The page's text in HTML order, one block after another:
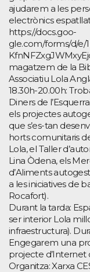
ajudarem a les
electrònics
https://docs.goo-
gle.com/forms/d/e/
magatzem de la
Associatiu Lola
18.30h-20.00h:
Diners de
els projectes
que s’es-tan
horts comunitaris
Lola, el Taller
Lina Òdena, els
d’Aliments
a les iniciatives de
Rocafort).
Durant la tarda:
ser interior Lola
infraestructura).
Engegarem una
projecte d’Internet
Organitza: Xarxa